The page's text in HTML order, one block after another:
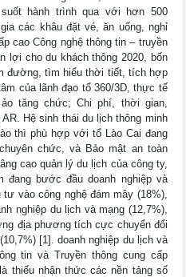
hành trình qua với hơn 500
các khâu đặt vé, ăn uống, nghỉ
cao Công nghệ thông tin – truyền
lợi cho du khách thông 2020, bốn
đường, tìm hiểu thời tiết, tích hợp
của lãnh đạo tổ 360/3D, thực tế
tăng chức; Chi phí, thời gian,
Hệ sinh thái du lịch thông minh
thì phù hợp với tổ Lào Cai đang
chức, và Bảo mật an toàn
cao quản lý du lịch của công ty,
đang bước đầu doanh nghiệp và
vào công nghệ đám mây (18%),
nghiệp du lịch và mạng (12,7%),
địa phương tích cực chuyển đổi
[1]. doanh nghiệp du lịch và
tin và Truyền thông cung cấp
thiếu nhận thức các nền tảng số